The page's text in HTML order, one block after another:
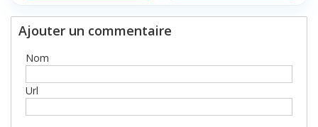
Ajouter un commentaire
Nom
Url